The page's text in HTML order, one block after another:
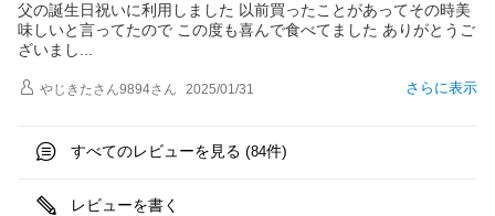
父の誕生日祝いに利用しました 以前買ったことがあってその時美
味しいと言ってたので この度も喜んで食べてました ありがとうご
ざいま し
さらに表示
やじきたさん9894さん 2025/01/31
すべてのレビューを見る (84件)
レビューを書く